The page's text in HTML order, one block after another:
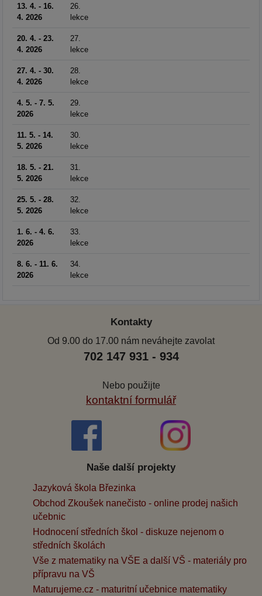
13. 4. - 16.
4. 2026
26.
lekce
20. 4. - 23.
4. 2026
27.
lekce
27. 4. - 30.
4. 2026
28.
lekce
4. 5. - 7. 5.
2026
29.
lekce
11. 5. - 14.
5. 2026
30.
lekce
18. 5. - 21.
5. 2026
31.
lekce
25. 5. - 28.
5. 2026
32.
lekce
1. 6. - 4. 6.
2026
33.
lekce
8. 6. - 11. 6.
2026
34.
lekce
Kontakty
Od 9.00 do 17.00 nám neváhejte zavolat
702 147 931 - 934
Nebo použijte
kontaktní formulář
Naše další projekty
Jazyková škola Březinka
Obchod Zkoušek nanečisto - online prodej našich
učebnic
Hodnocení středních škol - diskuze nejenom o
středních školách
Vše z matematiky na VŠE a další VŠ - materiály pro
přípravu na VŠ
Maturujeme.cz - maturitní učebnice matematiky